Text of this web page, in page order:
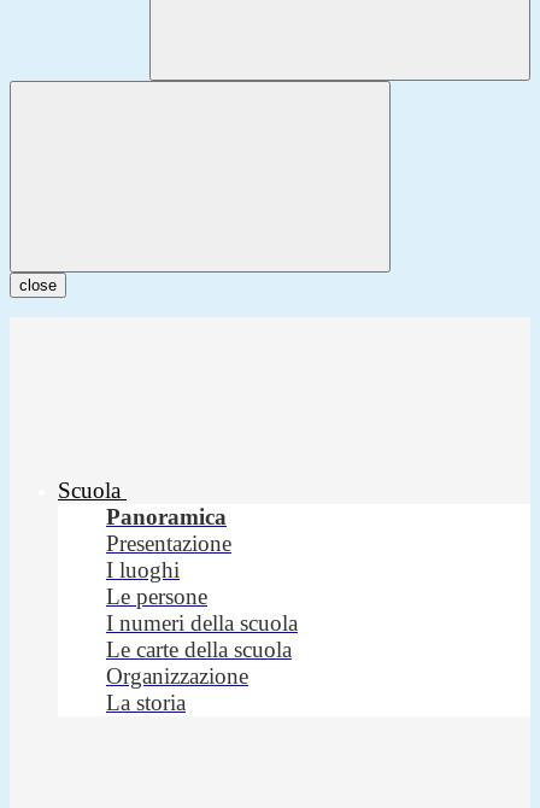
close
Scuola
Panoramica
Presentazione
I luoghi
Le persone
I numeri della scuola
Le carte della scuola
Organizzazione
La storia